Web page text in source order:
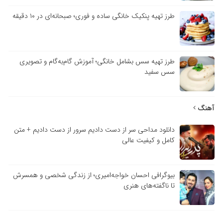
طرز تهیه پنکیک خانگی ساده و فوری؛ صبحانه‌ای در ۱۰ دقیقه
طرز تهیه سس بشامل خانگی؛ آموزش گام‌به‌گام و تصویری
سس سفید
آهنگ
دانلود مداحی سر از دست دادیم سرور از دست دادیم + متن
کامل و کیفیت عالی
بیوگرافی احسان خواجه‌امیری؛ از زندگی شخصی و همسرش
تا ناگفته‌های هنری